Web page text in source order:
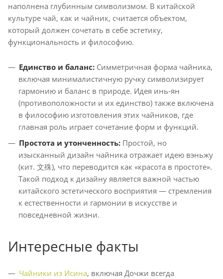
наполнена глубинным символизмом. В китайской
культуре чай, как и чайник, считается объектом,
который должен сочетать в себе эстетику,
функциональность и философию.
Единство и баланс: Симметричная форма чайника,
включая минималистичную ручку символизирует
гармонию и баланс в природе. Идея инь-ян
(противоположности и их единство) также включена
в философию изготовления этих чайников, где
главная роль играет сочетание форм и функций.
Простота и утонченность: Простой, но
изысканный дизайн чайника отражает идею вэньжу
(кит. 文殊), что переводится как «красота в простоте».
Такой подход к дизайну является важной частью
китайского эстетического восприятия — стремления
к естественности и гармонии в искусстве и
повседневной жизни.
Интересные факты
Чайники из Исина, включая Дочжи всегда